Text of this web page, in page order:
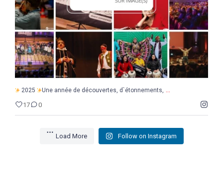
2025 Une année de découvertes, d`étonnements, ...
17 0
Load More Follow on Instagram